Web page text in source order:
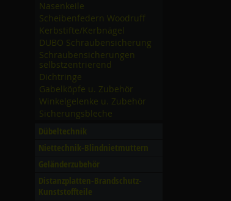
Nasenkeile
Scheibenfedern Woodruff
Kerbstifte/­Kerbnägel
DUBO Schraubensicherung
Schraubensicherungen
selbstzentrierend
Dichtringe
Gabelköpfe u. Zubehör
Winkelgelenke u. Zubehör
Sicherungsbleche
Dübeltechnik
Niettechnik-Blindnietmuttern
Geländerzubehör
Distanzplatten-Brandschutz-
Kunststoffteile